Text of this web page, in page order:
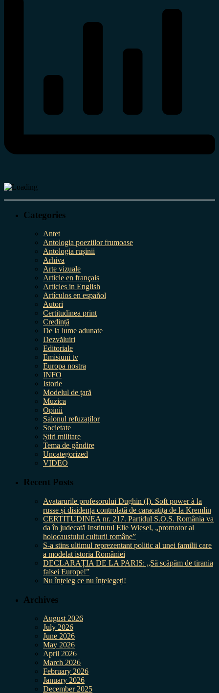
Categories
Antet
Antologia poeziilor frumoase
Antologia rușinii
Arhiva
Arte vizuale
Article en français
Articles in English
Artículos en español
Autori
Certitudinea print
Credință
De la lume adunate
Dezvăluiri
Editoriale
Emisiuni tv
Europa nostra
INFO
Istorie
Modelul de țară
Muzica
Opinii
Salonul refuzaților
Societate
Știri militare
Tema de gândire
Uncategorized
VIDEO
Recent Posts
Avatarurile profesorului Dughin (I). Soft power à la
russe și disidența controlată de caracatița de la Kremlin
CERTITUDINEA nr. 217. Partidul S.O.S. România va
da în judecată Institutul Elie Wiesel, „promotor al
holocaustului culturii române”
S-a stins ultimul reprezentant politic al unei familii care
a modelat istoria României
DECLARAȚIA DE LA PARIS: „Să scăpăm de tirania
falsei Europe!”
Nu înțeleg ce nu înțelegeți!
Archives
August 2026
July 2026
June 2026
May 2026
April 2026
March 2026
February 2026
January 2026
December 2025